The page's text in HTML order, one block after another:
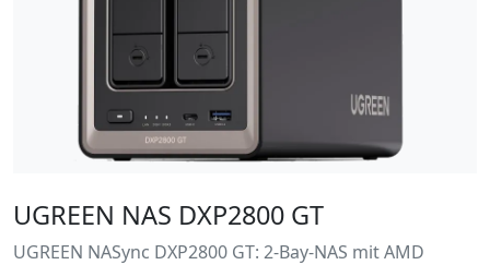
UGREEN NAS DXP2800 GT
UGREEN NASync DXP2800 GT: 2-Bay-NAS mit AMD